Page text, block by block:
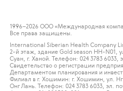
1996–2026 ООО «Международная
Все права защищены.
International Siberian Health Company
2-й этаж, здание Gold season HH-N01,
Суан, г. Ханой. Телефон: 024 3783 6033,
Свидетельство о регистрации
Департаментом планирования и
Филиал в г. Хошимин: г. Хошимин, ул.
Онг Лань. Телефон: 024 3783 6033, эл.